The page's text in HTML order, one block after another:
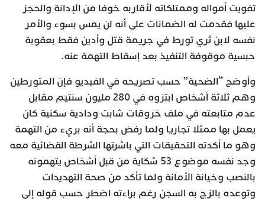
تفويت أمواله وممتلكاته لأقاربه خوفا من الإدانة والحجز
عليها فقدمت له الضمانات على أنه لن يمس بسوء والأمر
نفسه لابن ثري تورط في جريمة قتل وأدين فقط بعقوبة
حبسية موقوفة التنفيذ بعد إسقاط التهمة عنه.
وأوضح “الضحية” حسب تصريحه في الفيديو فإن المتورطين
وهم ثلاثة أشخاص ابتزوه في 280 مليون سنتيم مقابل
عدم متابعته في ملف خروقات شابت ودادية سكنية كان
يعمل بها ممثلا تجاريا ولما رفض بحجة أنه بريء من التهمة
وهو ما أكدته التحقيقات التي باشرتها الشرطة القضائية معه
وجد نفسه موضوع 53 شكاية من قبل أشخاص يتهمونه
بالنصب وخيانة الأمانة ولما تأكد من صحة التهديدات
وتوعده بالزج به السجن رغم براءته اضطر حسب قوله إلى